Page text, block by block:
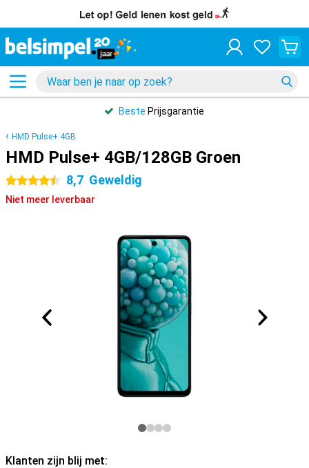
Beste Prijsgarantie
HMD Pulse+ 4GB
HMD Pulse+ 4GB/128GB Groen
4.5 sterren 8,7 Geweldig
Niet meer leverbaar
Klanten zijn blij met: